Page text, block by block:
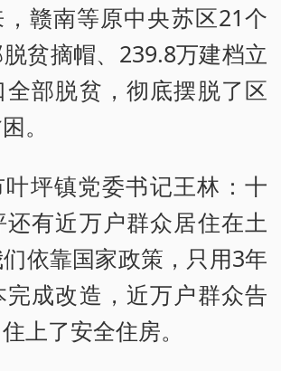
赣南等原中央苏区21个
贫摘帽、239.8万建档立
部脱贫，彻底摆脱了区
。
坪镇党委书记王林：十
有近万户群众居住在土
依靠国家政策，只用3年
成改造，近万户群众告
上了安全住房。